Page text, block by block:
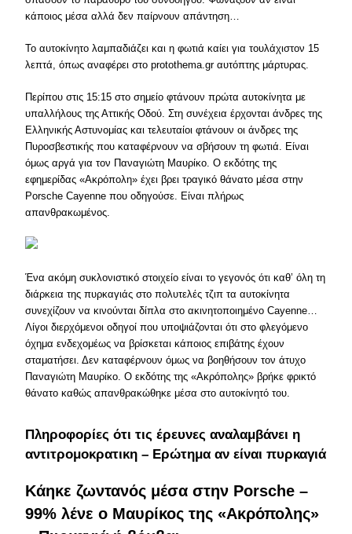
κάποιος μέσα αλλά δεν παίρνουν απάντηση…
Το αυτοκίνητο λαμπαδιάζει και η φωτιά καίει για τουλάχιστον 15
λεπτά, όπως αναφέρει στο protothema.gr αυτόπτης μάρτυρας.
Περίπου στις 15:15 στο σημείο φτάνουν πρώτα αυτοκίνητα με
υπαλλήλους της Αττικής Οδού. Στη συνέχεια έρχονται άνδρες της
Ελληνικής Αστυνομίας και τελευταίοι φτάνουν οι άνδρες της
Πυροσβεστικής που καταφέρνουν να σβήσουν τη φωτιά. Είναι
όμως αργά για τον Παναγιώτη Μαυρίκο. Ο εκδότης της
εφημερίδας «Ακρόπολη» έχει βρει τραγικό θάνατο μέσα στην
Porsche Cayenne που οδηγούσε. Είναι πλήρως
απανθρακωμένος.
Ένα ακόμη συκλονιστικό στοιχείο είναι το γεγονός ότι καθ’ όλη τη
διάρκεια της πυρκαγιάς στο πολυτελές τζιπ τα αυτοκίνητα
συνεχίζουν να κινούνται δίπλα στο ακινητοποιημένο Cayenne…
Λίγοι διερχόμενοι οδηγοί που υποψιάζονται ότι στο φλεγόμενο
όχημα ενδεχομέως να βρίσκεται κάποιος επιβάτης έχουν
σταματήσει. Δεν καταφέρνουν όμως να βοηθήσουν τον άτυχο
Παναγιώτη Μαυρίκο. Ο εκδότης της «Ακρόπολης» βρήκε φρικτό
θάνατο καθώς απανθρακώθηκε μέσα στο αυτοκίνητό του.
Πληροφορίες ότι τις έρευνες αναλαμβάνει η
αντιτρομοκρατικη – Ερώτημα αν είναι πυρκαγιά
Κάηκε ζωντανός μέσα στην Porsche –
99% λένε ο Μαυρίκος της «Ακρόπολης»